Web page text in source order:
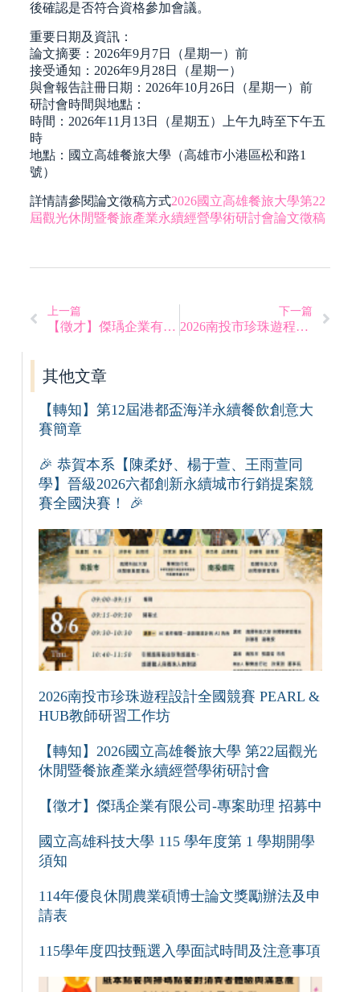
後確認是否符合資格參加會議。
重要日期及資訊：
論文摘要：2026年9月7日（星期一）前
接受通知：2026年9月28日（星期一）
與會報告註冊日期：2026年10月26日（星期一）前
研討會時間與地點：
時間：2026年11月13日（星期五）上午九時至下午五
時
地點：國立高雄餐旅大學（高雄市小港區松和路1
號）
詳情請參閱論文徵稿方式2026國立高雄餐旅大學第22
屆觀光休閒暨餐旅產業永續經營學術研討會論文徵稿
上一篇
【徵才】傑瑀企業有限公司-專案助理 招募中
下一篇
2026南投市珍珠遊程設計全國競賽 PEARL & HUB教師研習工作坊
其他文章
【轉知】第12屆港都盃海洋永續餐飲創意大
賽簡章
🎉 恭賀本系【陳柔妤、楊于萱、王雨萱同
學】晉級2026六都創新永續城市行銷提案競
賽全國決賽！ 🎉
2026南投市珍珠遊程設計全國競賽 PEARL &
HUB教師研習工作坊
【轉知】2026國立高雄餐旅大學 第22屆觀光
休閒暨餐旅產業永續經營學術研討會
【徵才】傑瑀企業有限公司-專案助理 招募中
國立高雄科技大學 115 學年度第 1 學期開學
須知
114年優良休閒農業碩博士論文獎勵辦法及申
請表
115學年度四技甄選入學面試時間及注意事項